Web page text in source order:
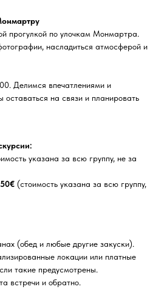
прогулкой по улочкам Монмартра.
насладиться атмосферой и
Делимся впечатлениями и
на связи и планировать
указана за всю группу, не за
(стоимость указана за всю группу,
(обед и любые другие закуски).
локации или платные
такие предусмотрены.
встречи и обратно.